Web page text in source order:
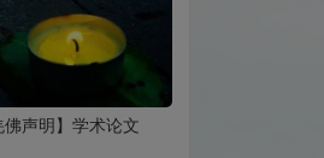
佛声明】学术论文